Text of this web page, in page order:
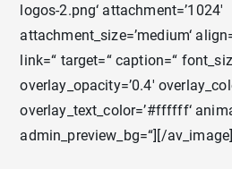
logos-2.png‘ attachment=’1024′
attachment_size=’medium‘
link=“ target=“ caption=“
overlay_opacity=’0.4′
overlay_text_color=’#ffffff‘
admin_preview_bg=“][/av_image]